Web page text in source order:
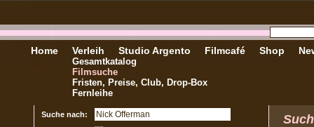
Home Verleih
Gesamtkatalog
Filmsuche
Fristen, Preise, Club, Drop-Box
Fernleihe
Studio Argento Filmcafé Shop
Suche nach: